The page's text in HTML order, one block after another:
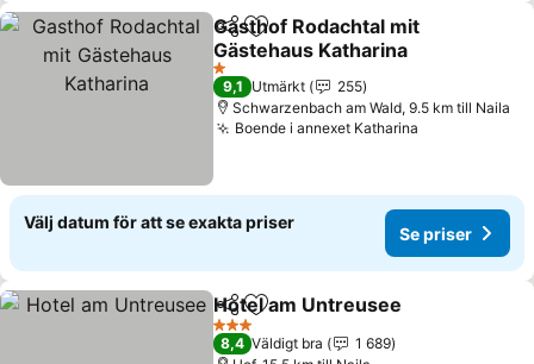
Dela Lägg till i Mina Favoriter
Gasthof Rodachtal mit
Gästehaus Katharina
1 Stjärnor
9,1 Utmärkt
255
Schwarzenbach am Wald, 9.5 km till Naila
Boende i annexet Katharina
Välj datum för att se exakta priser
Se priser
Dela Lägg till i Mina Favoriter
Hotel am Untreusee
3 Stjärnor
8,4 Väldigt bra
1 689